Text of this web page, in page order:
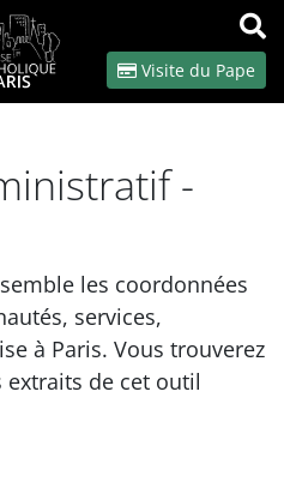
OK
Visite du Pape
-
les coordonnées
services,
à Paris. Vous trouverez
extraits de cet outil